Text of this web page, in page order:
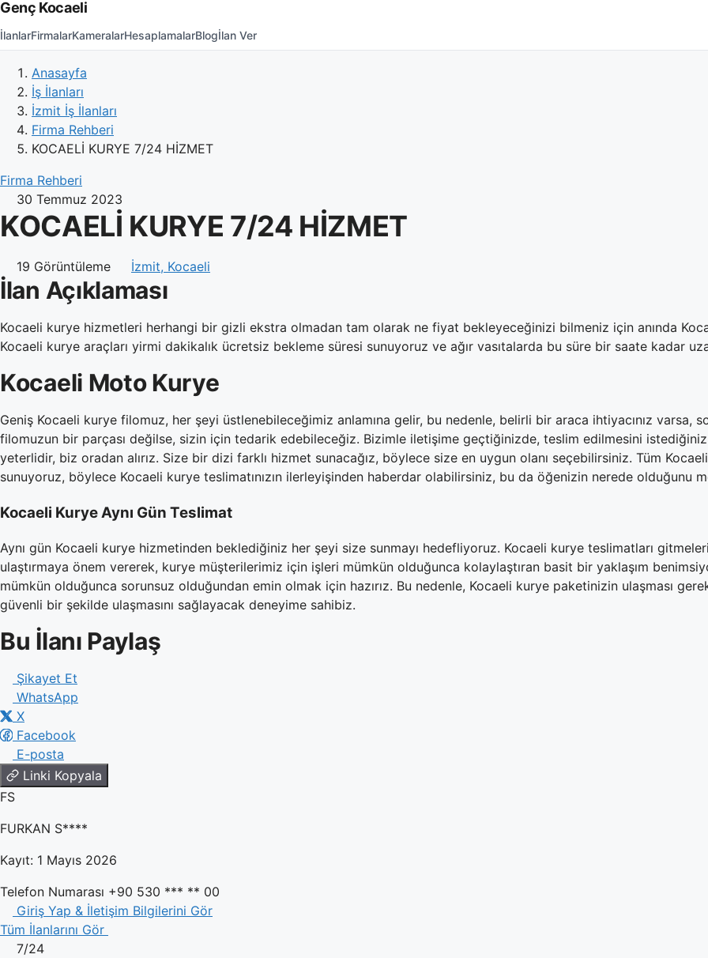
Genç Kocaeli
İlanlarFirmalarKameralarHesaplamalarBlogİlan Ver
Anasayfa
İş İlanları
İzmit İş İlanları
Firma Rehberi
KOCAELİ KURYE 7/24 HİZMET
Firma Rehberi
30 Temmuz 2023
KOCAELİ KURYE 7/24 HİZMET
19 Görüntüleme İzmit, Kocaeli
İlan Açıklaması
Kocaeli kurye hizmetleri herhangi bir gizli ekstra olmadan tam olarak ne fiyat bekleyeceğinizi bilmeniz için anında
Kocaeli kurye araçları yirmi dakikalık ücretsiz bekleme süresi sunuyoruz ve ağır vasıtalarda bu süre bir saate kadar
Kocaeli Moto Kurye
Geniş Kocaeli kurye filomuz, her şeyi üstlenebileceğimiz anlamına gelir, bu nedenle, belirli bir araca ihtiyacınız varsa,
filomuzun bir parçası değilse, sizin için tedarik edebileceğiz. Bizimle iletişime geçtiğinizde, teslim edilmesini istediğiniz
yeterlidir, biz oradan alırız. Size bir dizi farklı hizmet sunacağız, böylece size en uygun olanı seçebilirsiniz. Tüm
sunuyoruz, böylece Kocaeli kurye teslimatınızın ilerleyişinden haberdar olabilirsiniz, bu da öğenizin nerede olduğunu
Kocaeli Kurye Aynı Gün Teslimat
Aynı gün Kocaeli kurye hizmetinden beklediğiniz her şeyi size sunmayı hedefliyoruz. Kocaeli kurye teslimatları
ulaştırmaya önem vererek, kurye müşterilerimiz için işleri mümkün olduğunca kolaylaştıran basit bir yaklaşım
mümkün olduğunca sorunsuz olduğundan emin olmak için hazırız. Bu nedenle, Kocaeli kurye paketinizin ulaşması
güvenli bir şekilde ulaşmasını sağlayacak deneyime sahibiz.
Bu İlanı Paylaş
Şikayet Et
WhatsApp
X
Facebook
E-posta
Linki Kopyala
FS
FURKAN S****
Kayıt: 1 Mayıs 2026
Telefon Numarası +90 530 *** ** 00
Giriş Yap & İletişim Bilgilerini Gör
Tüm İlanlarını Gör
7/24